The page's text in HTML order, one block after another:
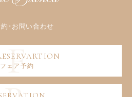
フェア予約